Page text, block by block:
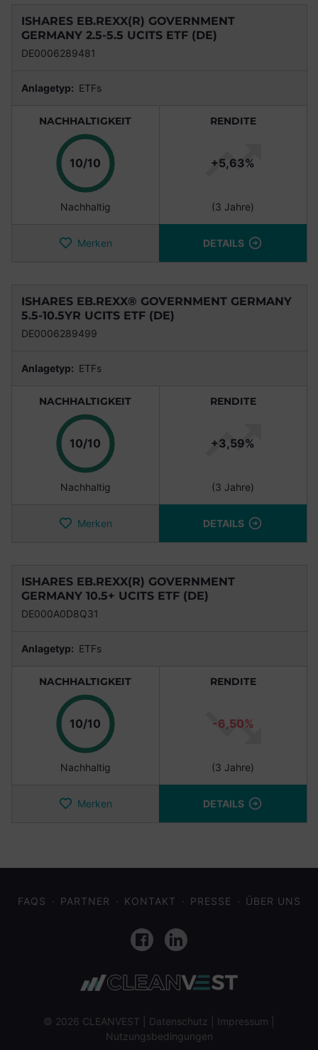
ISHARES EB.REXX(R) GOVERNMENT
GERMANY 2.5-5.5 UCITS ETF (DE)
DE0006289481
Anlagetyp: ETFs
NACHHALTIGKEIT
10/10 Punkte
Nachhaltig
RENDITE
+5,63%
(3 Jahre)
Merken DETAILS
ISHARES EB.REXX® GOVERNMENT GERMANY
5.5-10.5YR UCITS ETF (DE)
DE0006289499
Anlagetyp: ETFs
NACHHALTIGKEIT
10/10 Punkte
Nachhaltig
RENDITE
+3,59%
(3 Jahre)
Merken DETAILS
ISHARES EB.REXX(R) GOVERNMENT
GERMANY 10.5+ UCITS ETF (DE)
DE000A0D8Q31
Anlagetyp: ETFs
NACHHALTIGKEIT
10/10 Punkte
Nachhaltig
RENDITE
-6,50%
(3 Jahre)
Merken DETAILS
FAQS PARTNER KONTAKT PRESSE ÜBER UNS
FacebookLinkedIn
© 2026 CLEANVEST | Datenschutz Impressum
Nutzungsbedingungen